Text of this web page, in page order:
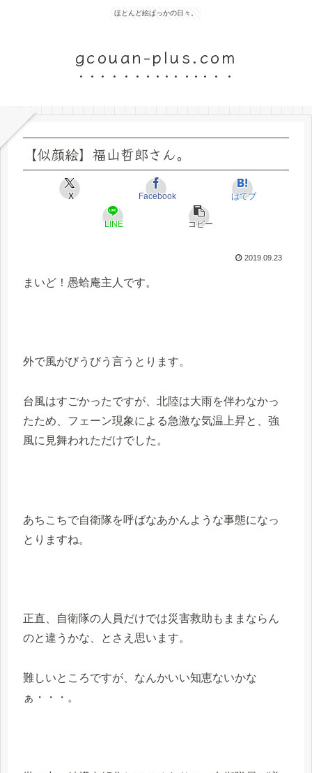
ほとんど絵ばっかの日々。
gcouan-plus.com
【似顔絵】福山哲郎さん。
X Facebook はてブ
LINE コピー
2019.09.23
まいど！愚蛤庵主人です。
外で風がびうびう言うとります。
台風はすごかったですが、北陸は大雨を伴わなかっ
たため、フェーン現象による急激な気温上昇と、強
風に見舞われただけでした。
あちこちで自衛隊を呼ばなあかんような事態になっ
とりますね。
正直、自衛隊の人員だけでは災害救助もままならん
のと違うかな、とさえ思います。
難しいところですが、なんかいい知恵ないかな
ぁ・・・。